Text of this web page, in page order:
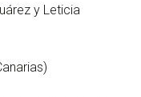
y Leticia